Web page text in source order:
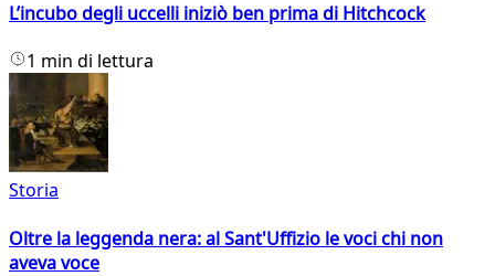
L’incubo degli uccelli iniziò ben prima di Hitchcock
1 min di lettura
Storia
Oltre la leggenda nera: al Sant'Uffizio le voci chi non
aveva voce